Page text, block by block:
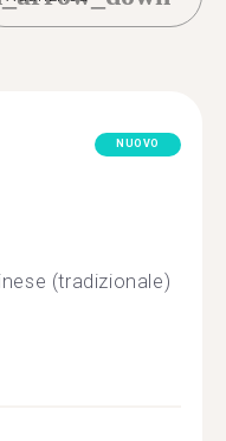
NUOVO
(tradizionale)